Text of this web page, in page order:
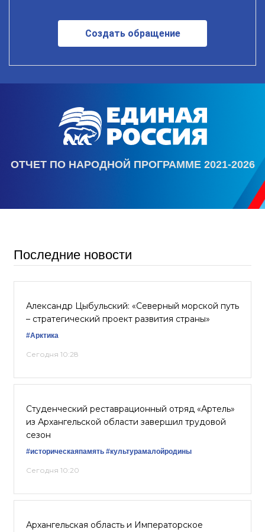
Создать обращение
ОТЧЕТ ПО НАРОДНОЙ ПРОГРАММЕ 2021-2026
Последние новости
Александр Цыбульский: «Северный морской путь
– стратегический проект развития страны»
#Арктика
Сегодня 10:28
Студенческий реставрационный отряд «Артель»
из Архангельской области завершил трудовой
сезон
#историческаяпамять #культурамалойродины
Сегодня 10:20
Архангельская область и Императорское